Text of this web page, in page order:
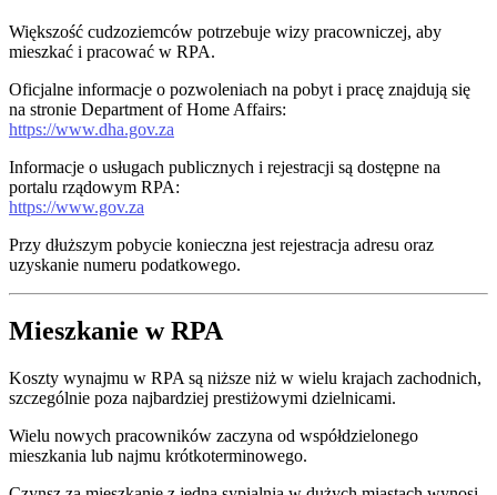
Większość cudzoziemców potrzebuje wizy pracowniczej, aby
mieszkać i pracować w RPA.
Oficjalne informacje o pozwoleniach na pobyt i pracę znajdują się
na stronie Department of Home Affairs:
https://www.dha.gov.za
Informacje o usługach publicznych i rejestracji są dostępne na
portalu rządowym RPA:
https://www.gov.za
Przy dłuższym pobycie konieczna jest rejestracja adresu oraz
uzyskanie numeru podatkowego.
Mieszkanie w RPA
Koszty wynajmu w RPA są niższe niż w wielu krajach zachodnich,
szczególnie poza najbardziej prestiżowymi dzielnicami.
Wielu nowych pracowników zaczyna od współdzielonego
mieszkania lub najmu krótkoterminowego.